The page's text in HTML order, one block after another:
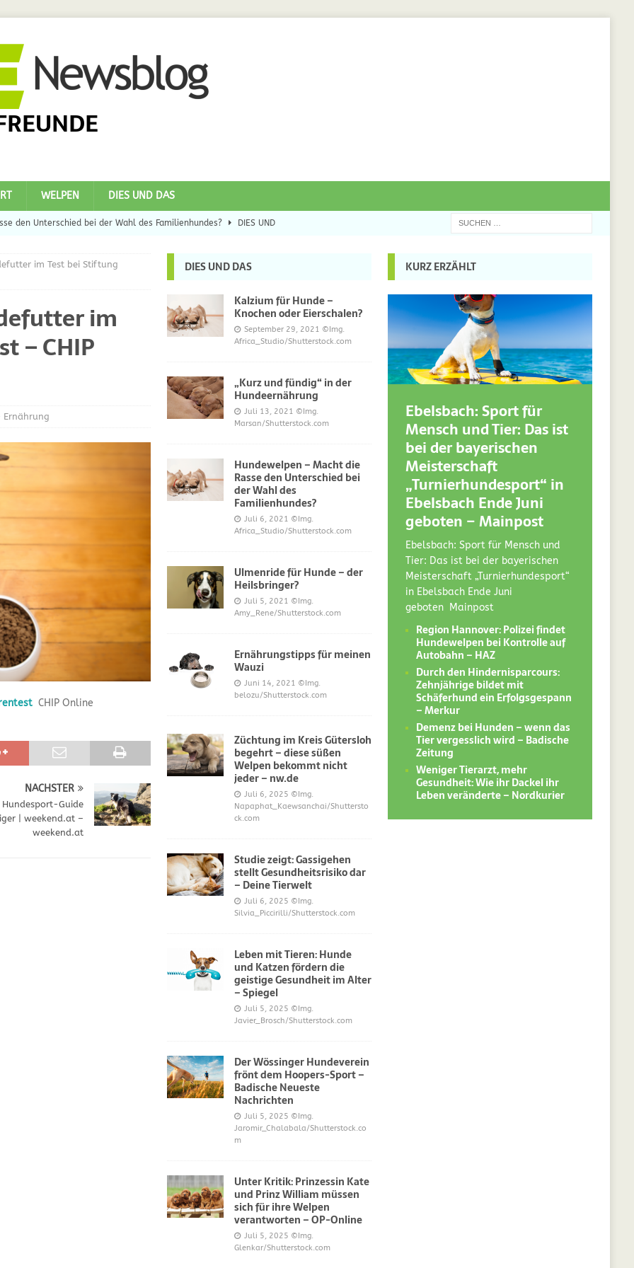
WELPEN DIES UND DAS
den Unterschied bei der Wahl des Familienhundes? DIES UND
DIES UND DAS
UND DAS
neue Trend? DIES UND DAS
über Welpenfütterung bei Hunden gefragt haben
UND DAS
bei napfcheck-shop.de
und Junghunde auf napfcheck-shop.de DIES UND DAS
und Katze bei napfcheck-shop.de
englischsprachigen Besucher on dogblogger.net DIES UND DAS
– diese süßen Welpen bekommt nicht jeder – nw.de
Gesundheitsrisiko dar – Deine Tierwelt GESUNDHEIT
Katzen fördern die geistige Gesundheit im Alter – Spiegel
dem Hoopers-Sport – Badische Neueste Nachrichten SPORT
Prinz William müssen sich für ihre Welpen verantworten – OP-
Knochen oder Eierschalen? DIES UND DAS
im Test bei Stiftung
im
– CHIP
Ernährung
CHIP Online
NÄCHSTER
Hundesport-Guide
| weekend.at –
weekend.at
DIES UND DAS
Kalzium für Hunde –
Knochen oder Eierschalen?
September 29, 2021 ©Img.
Africa_Studio/Shutterstock.com
„Kurz und fündig“ in der
Hundeernährung
Juli 13, 2021 ©Img.
Marsan/Shutterstock.com
Hundewelpen – Macht die
Rasse den Unterschied bei
der Wahl des
Familienhundes?
Juli 6, 2021 ©Img.
Africa_Studio/Shutterstock.com
Ulmenride für Hunde – der
Heilsbringer?
Juli 5, 2021 ©Img.
Amy_Rene/Shutterstock.com
Ernährungstipps für meinen
Wauzi
Juni 14, 2021 ©Img.
belozu/Shutterstock.com
Züchtung im Kreis Gütersloh
begehrt – diese süßen
Welpen bekommt nicht
jeder – nw.de
Juli 6, 2025 ©Img.
Napaphat_Kaewsanchai/Shuttersto
ck.com
Studie zeigt: Gassigehen
stellt Gesundheitsrisiko dar
– Deine Tierwelt
Juli 6, 2025 ©Img.
Silvia_Piccirilli/Shutterstock.com
Leben mit Tieren: Hunde
und Katzen fördern die
geistige Gesundheit im Alter
– Spiegel
Juli 5, 2025 ©Img.
Javier_Brosch/Shutterstock.com
Der Wössinger Hundeverein
frönt dem Hoopers-Sport –
Badische Neueste
Nachrichten
Juli 5, 2025 ©Img.
Jaromir_Chalabala/Shutterstock.co
m
Unter Kritik: Prinzessin Kate
und Prinz William müssen
sich für ihre Welpen
verantworten – OP-Online
Juli 5, 2025 ©Img.
Glenkar/Shutterstock.com
KURZ ERZÄHLT
Ebelsbach: Sport für
Mensch und Tier: Das ist
bei der bayerischen
Meisterschaft
„Turnierhundesport“ in
Ebelsbach Ende Juni
geboten – Mainpost
Ebelsbach: Sport für Mensch und
Tier: Das ist bei der bayerischen
Meisterschaft „Turnierhundesport“
in Ebelsbach Ende Juni
geboten Mainpost
Region Hannover: Polizei findet
Hundewelpen bei Kontrolle auf
Autobahn – HAZ
Durch den Hindernisparcours:
Zehnjährige bildet mit
Schäferhund ein Erfolgsgespann
– Merkur
Demenz bei Hunden – wenn das
Tier vergesslich wird – Badische
Zeitung
Weniger Tierarzt, mehr
Gesundheit: Wie ihr Dackel ihr
Leben veränderte – Nordkurier